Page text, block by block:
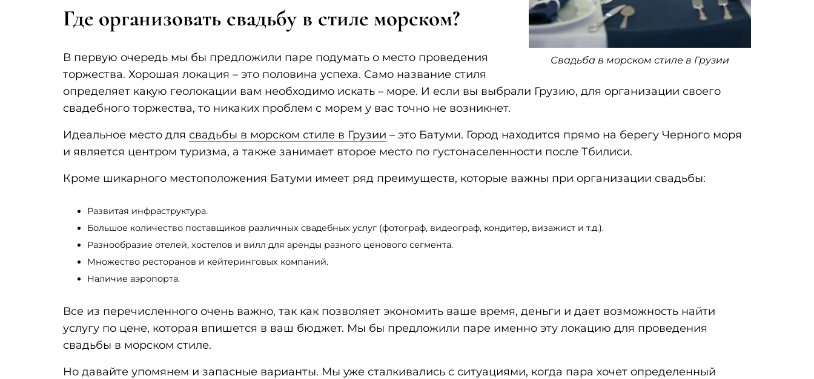
Свадьба в морском стиле в Грузии
Где организовать свадьбу в стиле морском?
В первую очередь мы бы предложили паре подумать о место проведения
торжества. Хорошая локация – это половина успеха. Само название стиля
определяет какую геолокации вам необходимо искать – море. И если вы выбрали Грузию, для организации своего
свадебного торжества, то никаких проблем с морем у вас точно не возникнет.
Идеальное место для свадьбы в морском стиле в Грузии – это Батуми. Город находится прямо на берегу Черного моря
и является центром туризма, а также занимает второе место по густонаселенности после Тбилиси.
Кроме шикарного местоположения Батуми имеет ряд преимуществ, которые важны при организации свадьбы:
Развитая инфраструктура.
Большое количество поставщиков различных свадебных услуг (фотограф, видеограф, кондитер, визажист и т.д.).
Разнообразие отелей, хостелов и вилл для аренды разного ценового сегмента.
Множество ресторанов и кейтеринговых компаний.
Наличие аэропорта.
Все из перечисленного очень важно, так как позволяет экономить ваше время, деньги и дает возможность найти
услугу по цене, которая впишется в ваш бюджет. Мы бы предложили паре именно эту локацию для проведения
свадьбы в морском стиле.
Но давайте упомянем и запасные варианты. Мы уже сталкивались с ситуациями, когда пара хочет определенный